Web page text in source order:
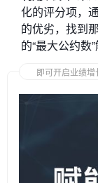
化的评分项，
的优劣，找到
的“最大公约数”
即可开启业绩增